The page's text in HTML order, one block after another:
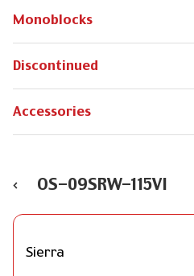
Monoblocks
Discontinued
Accessories
OS-09SRW-115VI
Sierra